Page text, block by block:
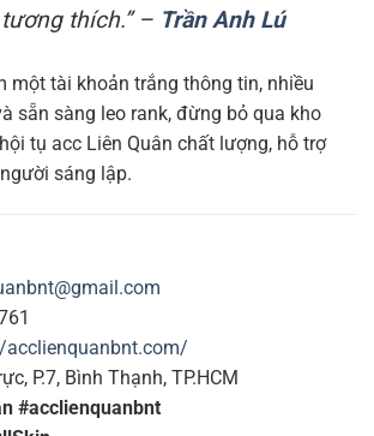
thích.” – Trần Anh Lú
một tài khoản trắng thông tin, nhiều
sẵn sàng leo rank, đừng bỏ qua kho
tụ acc Liên Quân chất lượng, hỗ trợ
sáng lập.
acclienquanbnt.com/
P.7, Bình Thạnh, TP.HCM
#acclienquanbnt